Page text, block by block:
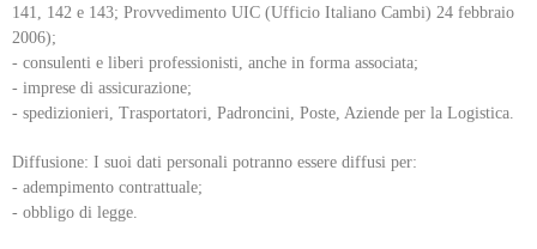
141, 142 e 143; Provvedimento UIC (Ufficio Italiano Cambi) 24 febbraio
2006);
- consulenti e liberi professionisti, anche in forma associata;
- imprese di assicurazione;
- spedizionieri, Trasportatori, Padroncini, Poste, Aziende per la Logistica.
Diffusione: I suoi dati personali potranno essere diffusi per:
- adempimento contrattuale;
- obbligo di legge.